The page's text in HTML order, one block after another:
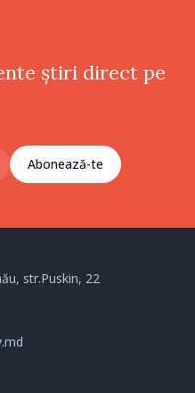
știri direct pe
Abonează-te
str.Puskin, 22